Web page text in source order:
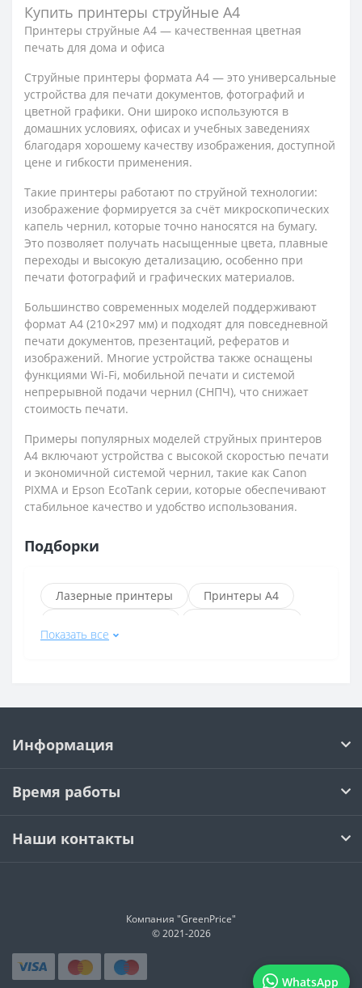
Купить принтеры струйные А4
Принтеры струйные A4 — качественная цветная
печать для дома и офиса
Струйные принтеры формата A4 — это универсальные
устройства для печати документов, фотографий и
цветной графики. Они широко используются в
домашних условиях, офисах и учебных заведениях
благодаря хорошему качеству изображения, доступной
цене и гибкости применения.
Такие принтеры работают по струйной технологии:
изображение формируется за счёт микроскопических
капель чернил, которые точно наносятся на бумагу.
Это позволяет получать насыщенные цвета, плавные
переходы и высокую детализацию, особенно при
печати фотографий и графических материалов.
Большинство современных моделей поддерживают
формат A4 (210×297 мм) и подходят для повседневной
печати документов, презентаций, рефератов и
изображений. Многие устройства также оснащены
функциями Wi-Fi, мобильной печати и системой
непрерывной подачи чернил (СНПЧ), что снижает
стоимость печати.
Примеры популярных моделей струйных принтеров
A4 включают устройства с высокой скоростью печати
и экономичной системой чернил, такие как Canon
PIXMA и Epson EcoTank серии, которые обеспечивают
стабильное качество и удобство использования.
Подборки
Лазерные принтеры
Принтеры А4
Принтеры лазерные А4
Принтеры черного цвета
Лазерные принтеры белого цвета
Принтеры Canon черного цвета
Цветные принтеры белого цвета
Показать все
WhatsApp
Информация
Время работы
Наши контакты
Компания "GreenPrice"
© 2021-2026